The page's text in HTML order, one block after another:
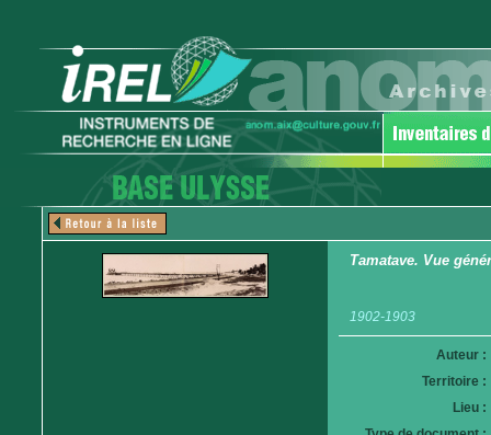
Tamatave. Vue
1902-1903
Auteur :
Territoire :
Lieu :